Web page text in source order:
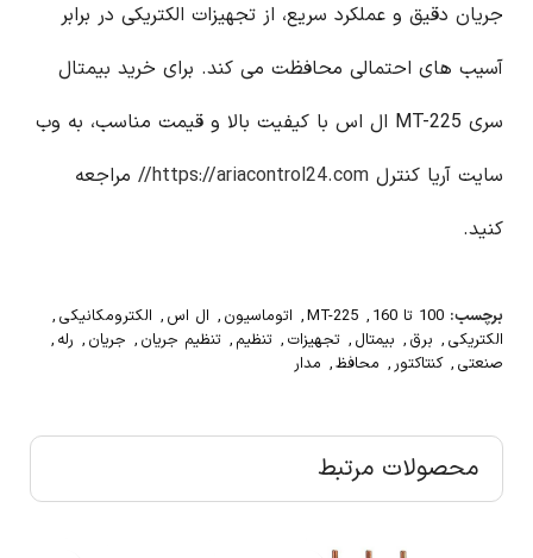
جریان دقیق و عملکرد سریع، از تجهیزات الکتریکی در برابر
آسیب های احتمالی محافظت می کند. برای خرید بیمتال
سری MT-225 ال اس با کیفیت بالا و قیمت مناسب، به وب
سایت آریا کنترل https://ariacontrol24.com//
مراجعه
کنید.
برچسب: 100 تا 160 ,
MT-225
, اتوماسیون , ال اس , الکترومکانیکی ,
الکتریکی , برق , بیمتال , تجهیزات , تنظیم , تنظیم جریان , جریان , رله ,
صنعتی , کنتاکتور, محافظ, مدار
محصولات مرتبط